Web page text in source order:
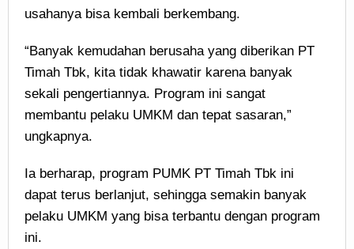
usahanya bisa kembali berkembang.
“Banyak kemudahan berusaha yang diberikan PT
Timah Tbk, kita tidak khawatir karena banyak
sekali pengertiannya. Program ini sangat
membantu pelaku UMKM dan tepat sasaran,”
ungkapnya.
Ia berharap, program PUMK PT Timah Tbk ini
dapat terus berlanjut, sehingga semakin banyak
pelaku UMKM yang bisa terbantu dengan program
ini.